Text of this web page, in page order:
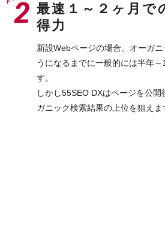
最速１～２ヶ月で
得力
新設Webページの場合、オーガ
うになるまでに一般的には半年
す。
しかし55SEO DXはページを公
ガニック検索結果の上位を狙えま